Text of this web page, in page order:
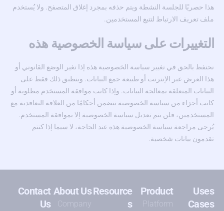
هذا حصريًا للجلسة النشطة ويتم حذفه بمجرد إغلاق المتصفح. ولا يُستخدم
ملف تعريف الارتباط لتتبع المستخدمين.
التغييرات على سياسة الخصوصية هذه
نحتفظ بالحق في تغيير سياسة الخصوصية هذه إذا تغير الوضع القانوني أو
هذا العرض عبر الإنترنت أو طبيعة جمع البيانات. وينطبق ذلك فقط على
البيانات المتعلقة بمعالجة البيانات. وإذا كانت موافقة المستخدم مطلوبة أو
كانت أجزاء من سياسة الخصوصية تتضمن أحكامًا من العلاقة التعاقدية مع
المستخدمين، فلن يتم تعديل سياسة الخصوصية إلا بموافقة المستخدم.
يُرجى مراجعة سياسة الخصوصية هذه عند الحاجة، لا سيما إذا كنتم
تقدمون بيانات شخصية.
Uses
Cases
Product
Platform
Resource
s
About Us
Company
Contact
Us